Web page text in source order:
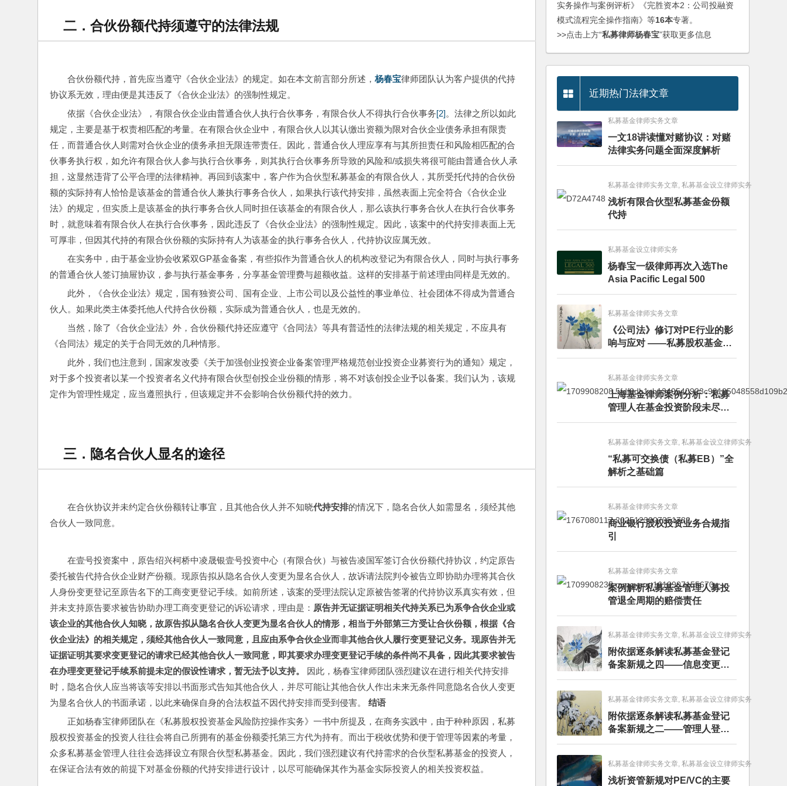
二．合伙份额代持须遵守的法律法规
合伙份额代持，首先应当遵守《合伙企业法》的规定。如在本文前言部分所述， 杨春宝律师团队认为客户提供的代持
协议系无效，理由便是其违反了《合伙企业法》的强制性规定。
依据《合伙企业法》，有限合伙企业由普通合伙人执行合伙事务，有限合伙人不得执行合伙事务[2]。法律之所以如此
规定，主要是基于权责相匹配的考量。在有限合伙企业中，有限合伙人以其认缴出资额为限对合伙企业债务承担有限责
任，而普通合伙人则需对合伙企业的债务承担无限连带责任。因此，普通合伙人理应享有与其所担责任和风险相匹配的合
伙事务执行权，如允许有限合伙人参与执行合伙事务，则其执行合伙事务所导致的风险和/或损失将很可能由普通合伙人承
担，这显然违背了公平合理的法律精神。再回到该案中，客户作为合伙型私募基金的有限合伙人，其所受托代持的合伙份
额的实际持有人恰恰是该基金的普通合伙人兼执行事务合伙人，如果执行该代持安排，虽然表面上完全符合《合伙企业
法》的规定，但实质上是该基金的执行事务合伙人同时担任该基金的有限合伙人，那么该执行事务合伙人在执行合伙事务
时，就意味着有限合伙人在执行合伙事务，因此违反了《合伙企业法》的强制性规定。因此，该案中的代持安排表面上无
可厚非，但因其代持的有限合伙份额的实际持有人为该基金的执行事务合伙人，代持协议应属无效。
在实务中，由于基金业协会收紧双GP基金备案，有些拟作为普通合伙人的机构改登记为有限合伙人，同时与执行事务
的普通合伙人签订抽屉协议，参与执行基金事务，分享基金管理费与超额收益。这样的安排基于前述理由同样是无效的。
此外，《合伙企业法》规定，国有独资公司、国有企业、上市公司以及公益性的事业单位、社会团体不得成为普通合
伙人。如果此类主体委托他人代持合伙份额，实际成为普通合伙人，也是无效的。
当然，除了《合伙企业法》外，合伙份额代持还应遵守《合同法》等具有普适性的法律法规的相关规定，不应具有
《合同法》规定的关于合同无效的几种情形。
此外，我们也注意到，国家发改委《关于加强创业投资企业备案管理严格规范创业投资企业募资行为的通知》规定，
对于多个投资者以某一个投资者名义代持有限合伙型创投企业份额的情形，将不对该创投企业予以备案。我们认为，该规
定作为管理性规定，应当遵照执行，但该规定并不会影响合伙份额代持的效力。
三．隐名合伙人显名的途径
在合伙协议并未约定合伙份额转让事宜，且其他合伙人并不知晓代持安排的情况下，隐名合伙人如需显名，须经其他
合伙人一致同意。
在壹号投资案中，原告绍兴柯桥中凌晟银壹号投资中心（有限合伙）与被告凌国军签订合伙份额代持协议，约定原告
委托被告代持合伙企业财产份额。现原告拟从隐名合伙人变更为显名合伙人，故诉请法院判令被告立即协助办理将其合伙
人身份变更登记至原告名下的工商变更登记手续。如前所述，该案的受理法院认定原被告签署的代持协议系真实有效，但
并未支持原告要求被告协助办理工商变更登记的诉讼请求，理由是： 原告并无证据证明相关代持关系已为系争合伙企业或
该企业的其他合伙人知晓，故原告拟从隐名合伙人变更为显名合伙人的情形，相当于外部第三方受让合伙份额，根据《合
伙企业法》的相关规定，须经其他合伙人一致同意，且应由系争合伙企业而非其他合伙人履行变更登记义务。现原告并无
证据证明其要求变更登记的请求已经其他合伙人一致同意，即其要求办理变更登记手续的条件尚不具备，因此其要求被告
在办理变更登记手续系前提未定的假设性请求，暂无法予以支持。
因此，杨春宝律师团队强烈建议在进行相关代持安排
时，隐名合伙人应当将该等安排以书面形式告知其他合伙人，并尽可能让其他合伙人作出未来无条件同意隐名合伙人变更
为显名合伙人的书面承诺，以此来确保自身的合法权益不因代持安排而受到侵害。
结语
正如杨春宝律师团队在《私募股权投资基金风险防控操作实务》一书中所提及，在商务实践中，由于种种原因，私募
股权投资基金的投资人往往会将自己所拥有的基金份额委托第三方代为持有。而出于税收优势和便于管理等因素的考量，
众多私募基金管理人往往会选择设立有限合伙型私募基金。因此，我们强烈建议有代持需求的合伙型私募基金的投资人，
在保证合法有效的前提下对基金份额的代持安排进行设计，以尽可能确保其作为基金实际投资人的相关投资权益。
实务操作与案例评析》《完胜资本2：公司投融资
模式流程完全操作指南》等16本专著。
>>点击上方“私募律师杨春宝”获取更多信息
近期热门法律文章
私募基金律师实务文章
一文18讲读懂对赌协议：对赌
法律实务问题全面深度解析
私募基金律师实务文章, 私募基金设立律师实务
浅析有限合伙型私募基金份额
代持
私募基金设立律师实务
杨春宝一级律师再次入选The
Asia Pacific Legal 500
私募基金律师实务文章
《公司法》修订对PE行业的影
响与应对 ——私募股权基金募
投管退篇
私募基金律师实务文章
上海基金律师案例分析：私募
管理人在基金投资阶段未尽勤
勉义务的赔偿责任
私募基金律师实务文章, 私募基金设立律师实务
“私募可交换债（私募EB）”全
解析之基础篇
私募基金律师实务文章
商业银行股权投资业务合规指
引
私募基金律师实务文章
案例解析私募基金管理人募投
管退全周期的赔偿责任
私募基金律师实务文章, 私募基金设立律师实务
附依据逐条解读私募基金登记
备案新规之四——信息变更和
报送篇
私募基金律师实务文章, 私募基金设立律师实务
附依据逐条解读私募基金登记
备案新规之二——管理人登记
篇
私募基金律师实务文章, 私募基金设立律师实务
浅析资管新规对PE/VC的主要